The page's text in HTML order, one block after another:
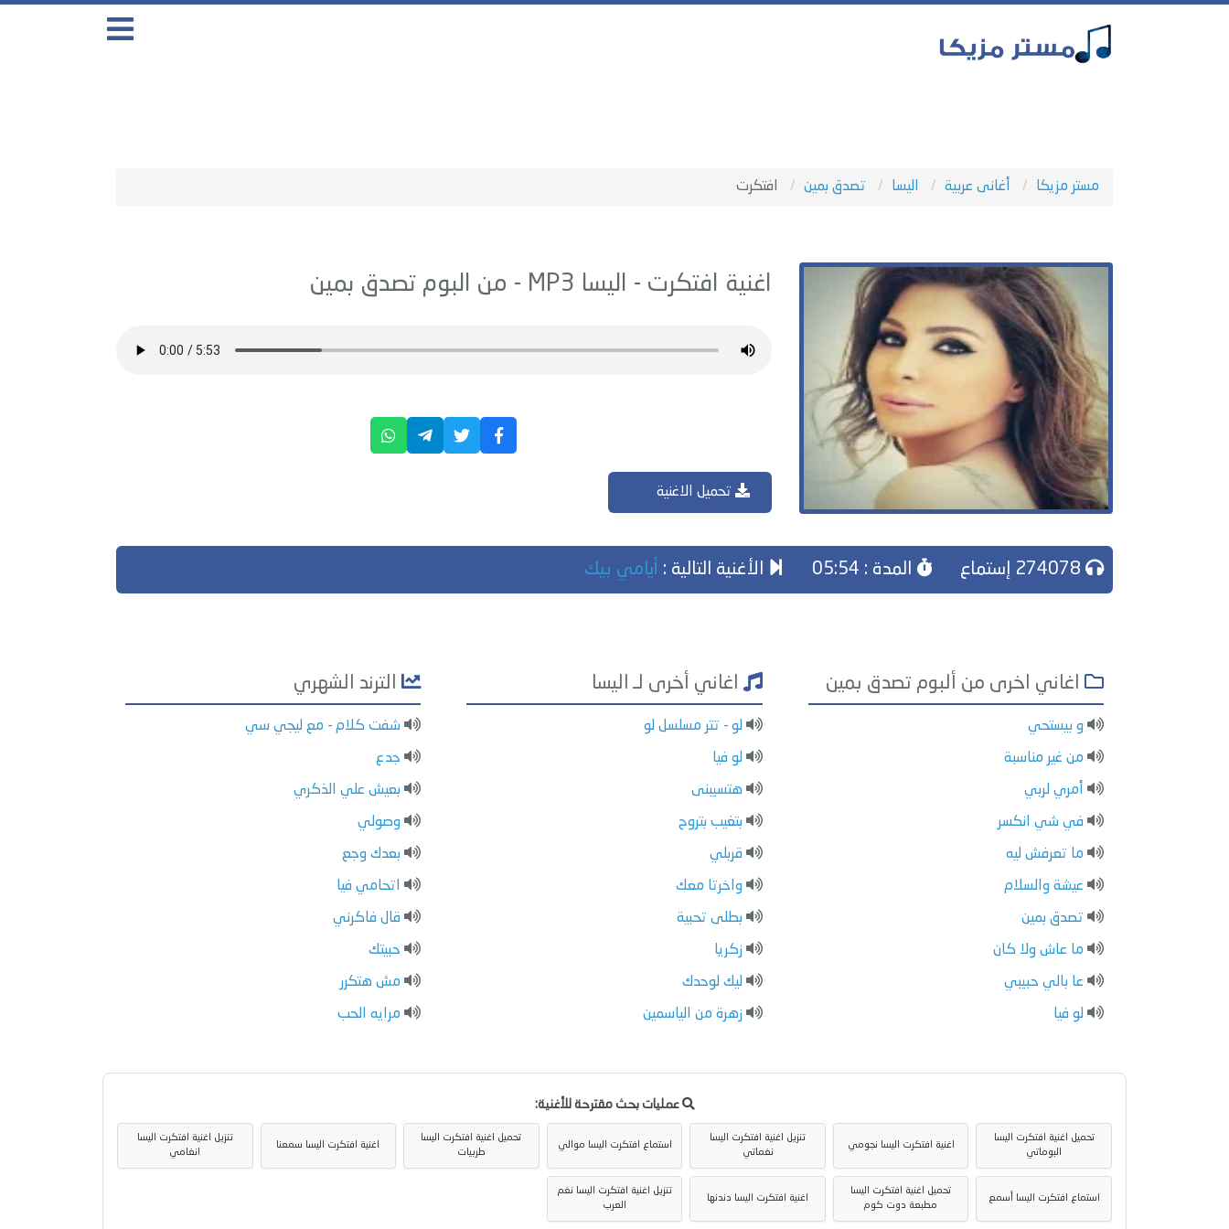
مستر مزيكا أغانى عربية اليسا تصدق بمين افتكرت
اغنية افتكرت - اليسا تصدق بمين
تحميل الاغنية
المدة : 05:54 الأغنية التالية : أيامي بيك
اغاني اخرى من ألبوم تصدق بمين
و بيستحي
من غير مناسبة
أمري لربي
في شي انكسر
ما تعرفش ليه
عيشة والسلام
تصدق بمين
ما عاش ولا كان
عا بالي حبيبي
لو فيا
اغاني أخرى لـ اليسا
لو - تتر مسلسل لو
لو فيا
هتسيبنى
بتغيب بتروح
قربلي
واخرتا معك
بطلى تحبية
زكريا
ليك لوحدك
زهرة من الياسمين
الترند الشهري
شفت كلام - مع ليجي سي
جدع
بعيش علي الذكري
وصولي
بعدك وجع
اتحامي فيا
قال فاكرني
حبيتك
مش هتكرر
مرايه الحب
عمليات بحث مقترحة للأغنية:
تحميل اغنية افتكرت اليسا
البوماتي
اغنية افتكرت اليسا نجومي
تنزيل اغنية افتكرت اليسا
نغماتي
استماع افتكرت اليسا موالي
تحميل اغنية افتكرت اليسا
طربيات
اغنية افتكرت اليسا سمعنا
تنزيل اغنية افتكرت اليسا
انغامي
استماع افتكرت اليسا أسمع
تحميل اغنية افتكرت اليسا
مطبعة دوت كوم
اغنية افتكرت اليسا دندنها
تنزيل اغنية افتكرت اليسا نغم
العرب